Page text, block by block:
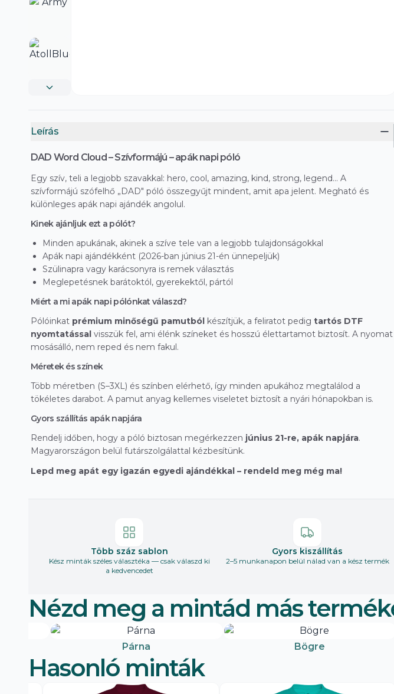
Leírás
DAD Word Cloud – Szívformájú – apák napi póló
Egy szív, teli a legjobb szavakkal: hero, cool, amazing, kind, strong, legend... A
szívformájú szófelhő „DAD" póló összegyűjt mindent, amit apa jelent. Megható és
különleges apák napi ajándék angolul.
Kinek ajánljuk ezt a pólót?
Minden apukának, akinek a szíve tele van a legjobb tulajdonságokkal
Apák napi ajándékként (2026-ban június 21-én ünnepeljük)
Szülinapra vagy karácsonyra is remek választás
Meglepetésnek barátoktól, gyerekektől, pártól
Miért a mi apák napi pólónkat válaszd?
Pólóinkat prémium minőségű pamutból készítjük, a feliratot pedig tartós DTF
nyomtatással visszük fel, ami élénk színeket és hosszú élettartamot biztosít. A nyomat
mosásálló, nem reped és nem fakul.
Méretek és színek
Több méretben (S–3XL) és színben elérhető, így minden apukához megtalálod a
tökéletes darabot. A pamut anyag kellemes viseletet biztosít a nyári hónapokban is.
Gyors szállítás apák napjára
Rendelj időben, hogy a póló biztosan megérkezzen június 21-re, apák napjára.
Magyarországon belül futárszolgálattal kézbesítünk.
Lepd meg apát egy igazán egyedi ajándékkal – rendeld meg még ma!
Több száz sablon
Kész minták széles választéka — csak válaszd ki
a kedvencedet
Gyors kiszállítás
2–5 munkanapon belül nálad van a kész termék
Nézd meg a mintád más
Párna Bögre
Hasonló minták